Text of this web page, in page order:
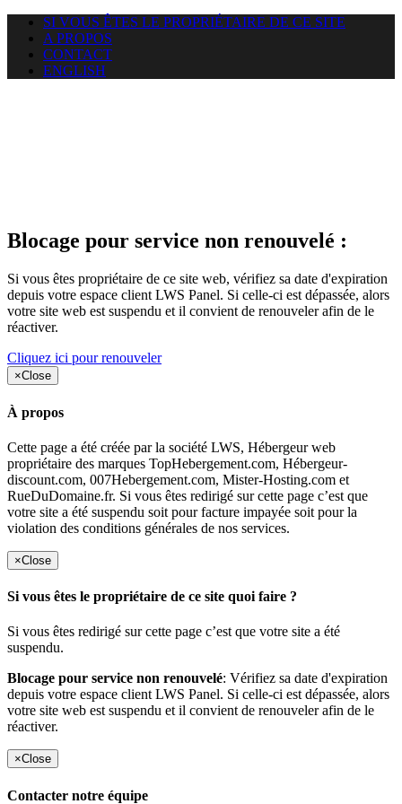
SI VOUS ÊTES LE PROPRIÉTAIRE DE CE SITE
A PROPOS
CONTACT
ENGLISH
Blocage pour service non renouvelé :
Si vous êtes propriétaire de ce site web, vérifiez sa date d'expiration
depuis votre espace client LWS Panel. Si celle-ci est dépassée, alors
votre site web est suspendu et il convient de renouveler afin de le
réactiver.
Cliquez ici pour renouveler
×Close
À propos
Cette page a été créée par la société LWS, Hébergeur web
propriétaire des marques TopHebergement.com, Hébergeur-
discount.com, 007Hebergement.com, Mister-Hosting.com et
RueDuDomaine.fr. Si vous êtes redirigé sur cette page c’est que
votre site a été suspendu soit pour facture impayée soit pour la
violation des conditions générales de nos services.
×Close
Si vous êtes le propriétaire de ce site quoi faire ?
Si vous êtes redirigé sur cette page c’est que votre site a été
suspendu.
Blocage pour service non renouvelé: Vérifiez sa date d'expiration
depuis votre espace client LWS Panel. Si celle-ci est dépassée, alors
votre site web est suspendu et il convient de renouveler afin de le
réactiver.
×Close
Contacter notre équipe